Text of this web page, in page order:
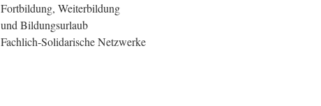
Fortbildung, Weiterbildung
und Bildungsurlaub
Fachlich-Solidarische Netzwerke